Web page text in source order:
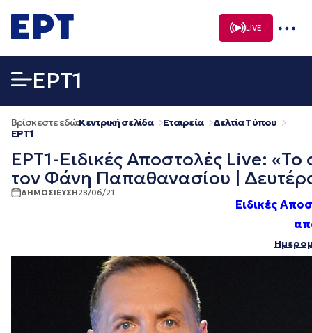
σε
περιεχόμενο
LIVE
EΡΤ1
Βρίσκεστε εδώ:Κεντρική σελίδα Εταιρεία
Δελτία Τύπου
EΡΤ1
ΕΡΤ1-Ειδικές Αποστολές Live:
τον Φάνη Παπαθανασίου |
ΔΗΜΟΣΙΕΥΣΗ28/06/21
Ειδικές